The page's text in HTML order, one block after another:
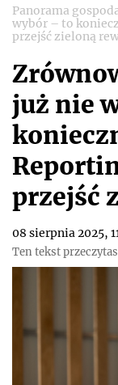
Panorama
wybór – to
przejść zieloną
już nie
przejść
08 sierpnia 2025,
Ten tekst